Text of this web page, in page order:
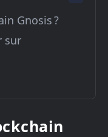
Gnosis ?
sur